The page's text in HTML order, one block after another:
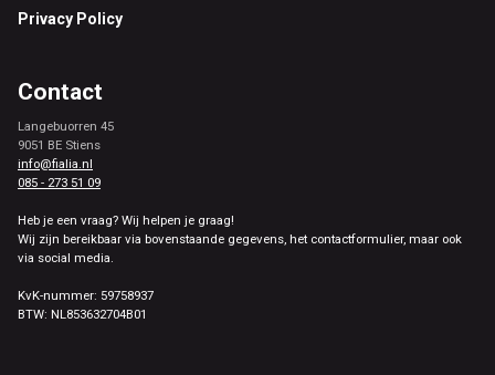
Privacy Policy
Contact
Langebuorren 45
9051 BE Stiens
info@fialia.nl
085 - 273 51 09
Heb je een vraag? Wij helpen je graag!
Wij zijn bereikbaar via bovenstaande gegevens, het contactformulier, maar ook
via social media.
KvK-nummer: 59758937
BTW: NL853632704B01